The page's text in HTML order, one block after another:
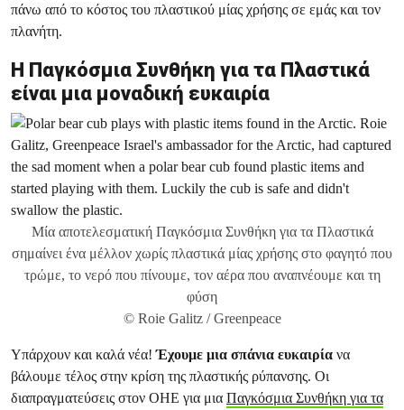
πάνω από το κόστος του πλαστικού μίας χρήσης σε εμάς και τον
πλανήτη.
Η Παγκόσμια Συνθήκη για τα Πλαστικά
είναι μια μοναδική ευκαιρία
Μία αποτελεσματική Παγκόσμια Συνθήκη για τα Πλαστικά
σημαίνει ένα μέλλον χωρίς πλαστικά μίας χρήσης στο φαγητό που
τρώμε, το νερό που πίνουμε, τον αέρα που αναπνέουμε και τη
φύση
© Roie Galitz / Greenpeace
Υπάρχουν και καλά νέα!Έχουμε μια σπάνια ευκαιρία να
βάλουμε τέλος στην κρίση της πλαστικής ρύπανσης. Οι
διαπραγματεύσεις στον ΟΗΕ για μια Παγκόσμια Συνθήκη για τα